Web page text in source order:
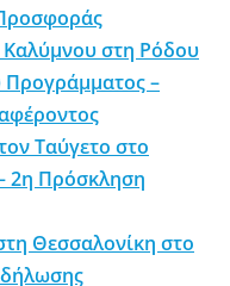
στη Ρόδου
Προγράμματος –
Ταύγετο στο
2η Πρόσκληση
Θεσσαλονίκη στο